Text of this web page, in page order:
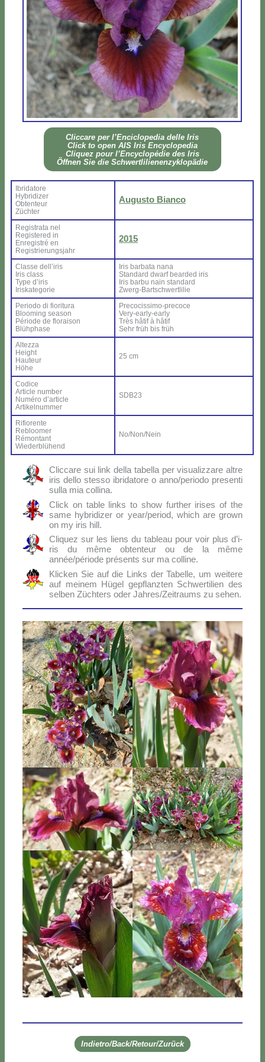
Clic­ca­re per l’En­ci­clo­pe­dia del­le Iris
Click to open AIS Iris En­cy­clo­pe­dia
Cli­quez pour l’En­cy­clo­pé­die des Iris
Öff­nen Sie die Sch­wer­tli­lie­nen­zy­klo­pä­die
Ibri­da­to­re
Hy­bri­di­zer
Ob­ten­teur
Zü­ch­ter
Au­gu­sto Bian­co
Re­gi­stra­ta nel
Re­gi­ste­red in
En­re­gi­stré en
Re­gi­strie­rung­sjahr
2015
Clas­se del­l’i­ris
Iris class
Ty­pe d’i­ris
Iri­ska­te­go­rie
Iris bar­ba­ta na­na
Stan­dard dwarf bear­ded iris
Iris bar­bu nain stan­dard
Zwerg-Bar­ts­ch­wer­tli­lie
Pe­rio­do di fio­ri­tu­ra
Bloo­ming sea­son
Pé­rio­de de flo­rai­son
Blü­h­pha­se
Pre­co­cis­si­mo-pre­co­ce
Ve­ry-ear­ly-ear­ly
Très hâ­tif à hâ­tif
Sehr früh bis früh
Al­tez­za
Height
Hau­teur
Hö­he
25 cm
Co­di­ce
Ar­ti­cle num­ber
Nu­mé­ro d’ar­ti­cle
Ar­ti­kel­num­mer
SDB23
Ri­fio­ren­te
Re­bloo­mer
Ré­mon­tant
Wie­der­blü­hend
No/Non/Nein
Clic­ca­re sui link del­la ta­bel­la per vi­sua­liz­za­re al­tre
iris del­lo stes­so ibri­da­to­re o anno/periodo pre­sen­ti
sul­la mia col­li­na.
Click on ta­ble links to show fur­ther iri­ses of the
sa­me hy­bri­di­zer or year/period, which are gro­wn
on my iris hill.
Cli­quez sur les liens du ta­bleau pour voir plus d’i­
ris du mê­me ob­ten­teur ou de la mê­me
année/période pré­sen­ts sur ma col­li­ne.
Klic­ken Sie auf die Links der Ta­bel­le, um wei­te­re
auf mei­nem Hü­gel ge­p­flanz­ten Sch­wer­ti­lien des
sel­ben Zü­ch­ters oder Jahres/Zeitraums zu se­hen.
Indietro/Back/Retour/Zurück